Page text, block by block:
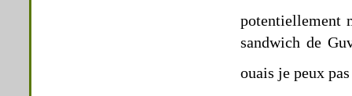
potentiellement
sandwich de
ouais je peux